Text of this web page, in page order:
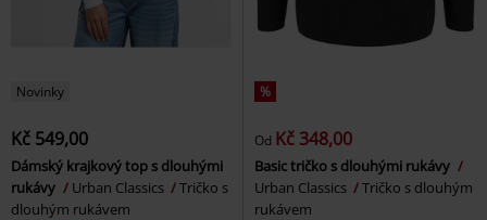
Novinky
Kč 549,00
Dámský krajkový top s dlouhými
rukávy
Urban Classics
Tričko s
dlouhým rukávem
%
Od Kč 348,00
Basic tričko s dlouhými rukávy
Urban Classics
Tričko s dlouhým
rukávem